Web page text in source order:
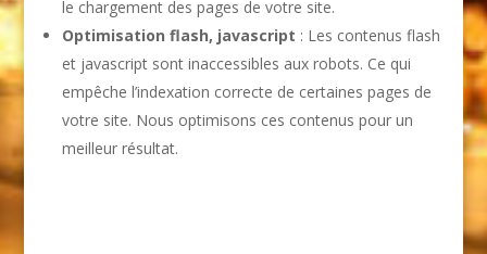
le chargement des pages de votre site.
Optimisation flash, javascript : Les contenus flash
et javascript sont inaccessibles aux robots. Ce qui
empêche l’indexation correcte de certaines pages de
votre site. Nous optimisons ces contenus pour un
meilleur résultat.